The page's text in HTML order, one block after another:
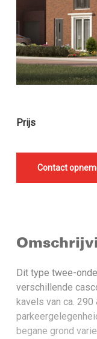
Prijs
Contact
Dit type twee-
verschillende
kavels van ca. 290
begane grond